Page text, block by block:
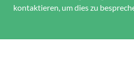
kontaktieren, um dies zu